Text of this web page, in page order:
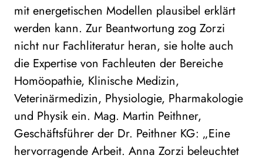
mit energetischen Modellen plausibel erklärt
werden kann. Zur Beantwortung zog Zorzi
nicht nur Fachliteratur heran, sie holte auch
die Expertise von Fachleuten der Bereiche
Homöopathie, Klinische Medizin,
Veterinärmedizin, Physiologie, Pharmakologie
und Physik ein. Mag. Martin Peithner,
Geschäftsführer der Dr. Peithner KG: „Eine
hervorragende Arbeit. Anna Zorzi beleuchtet